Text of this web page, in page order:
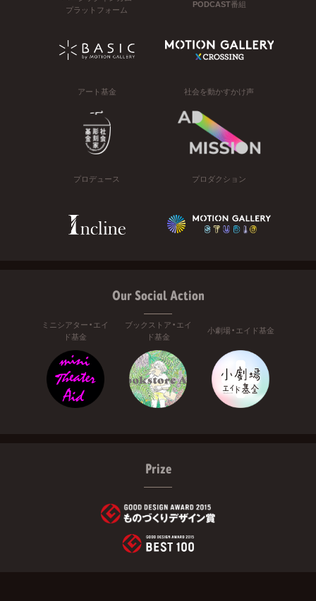
プラットフォーム
PODCAST番組
アート基金 社会を動かすかけ声
プロデュース プロダクション
Our Social Action
ミニシアター・エイ
ド基金
ブックストア・エイ
ド基金
小劇場・エイド基金
Prize